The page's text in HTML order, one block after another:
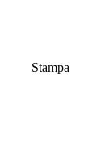
Stampa